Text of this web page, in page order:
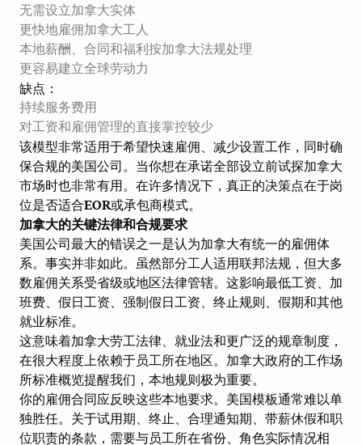
无需设立加拿大实体
更快地雇佣加拿大工人
本地薪酬、合同和福利按加拿大法规处理
更容易建立全球劳动力
缺点：
持续服务费用
对工资和雇佣管理的直接掌控较少
该模型非常适用于希望快速雇佣、减少设置工作，同时确
保合规的美国公司。当你想在承诺全部设立前试探加拿大
市场时也非常有用。在许多情况下，真正的决策点在于岗
位是否适合EOR或承包商模式。
加拿大的关键法律和合规要求
美国公司最大的错误之一是认为加拿大有统一的雇佣体
系。事实并非如此。虽然部分工人适用联邦法规，但大多
数雇佣关系受省级或地区法律管辖。这影响最低工资、加
班费、假日工资、强制假日工资、终止规则、假期和其他
就业标准。
这意味着加拿大劳工法律、就业法和更广泛的规章制度，
在很大程度上依赖于员工所在地区。 加拿大政府的工作场
所标准概览提醒我们，本地规则极为重要。
你的雇佣合同应反映这些本地要求。美国模板通常难以单
独胜任。关于试用期、终止、合理通知期、带薪休假和职
位职责的条款，需要与员工所在省份、角色实际情况相